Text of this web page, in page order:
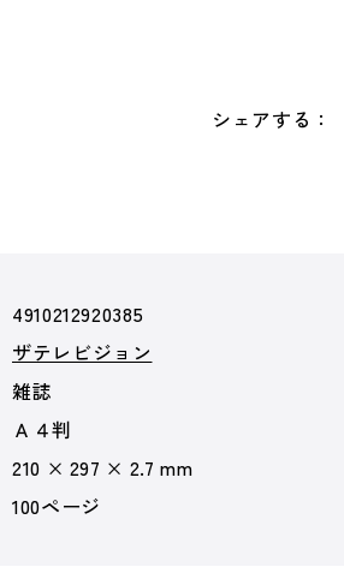
シェアする：
4910212920385
ザテレビジョン
雑誌
Ａ４判
210 × 297 × 2.7 mm
100ページ